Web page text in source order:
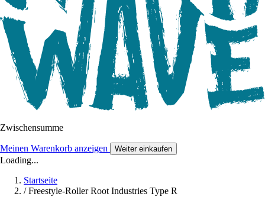
Zwischensumme
Meinen Warenkorb anzeigen Weiter einkaufen
Loading...
Startseite
/ Freestyle-Roller Root Industries Type R